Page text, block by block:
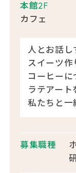
本館2F
カフェ
人とお話し
スイーツ作
コーヒーに
ラテアート
私たちと一
募集職種